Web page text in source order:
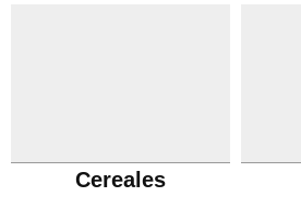
Cereales